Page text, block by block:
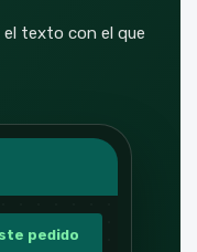
el texto con el que
pedido